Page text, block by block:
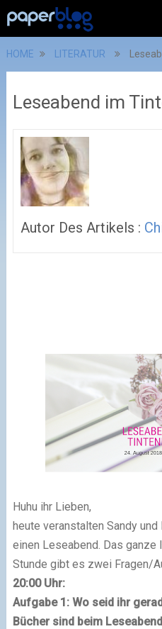
HOME LITERATUR
Leseabend im
Autor Des Artikels :
Huhu ihr Lieben,
heute veranstalten Sandy und
einen Leseabend. Das ganze
Stunde gibt es zwei Fragen/
20:00 Uhr:
Aufgabe 1: Wo seid ihr
Bücher sind beim